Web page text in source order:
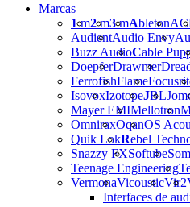
Marcas
1m2m3mAbleton
AudientAudio Envy
Buzz AudioCable
DoepferDrawmer
FerrofishFlame
IsovoxIzotopeJBL
Mayer EMIMellotron
OmniraxOqanOS
Quik LokRebel
Snazzy FXSoftube
Teenage Engineering
VermonaVicousticVir2
Interfaces de